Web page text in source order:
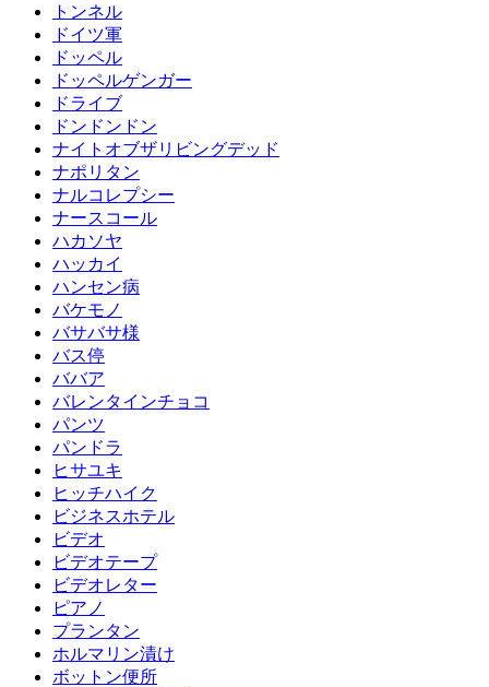
トンネル
ドイツ軍
ドッペル
ドッペルゲンガー
ドライブ
ドンドンドン
ナイトオブザリビングデッド
ナポリタン
ナルコレプシー
ナースコール
ハカソヤ
ハッカイ
ハンセン病
バケモノ
バサバサ様
バス停
ババア
バレンタインチョコ
パンツ
パンドラ
ヒサユキ
ヒッチハイク
ビジネスホテル
ビデオ
ビデオテープ
ビデオレター
ピアノ
プランタン
ホルマリン漬け
ボットン便所